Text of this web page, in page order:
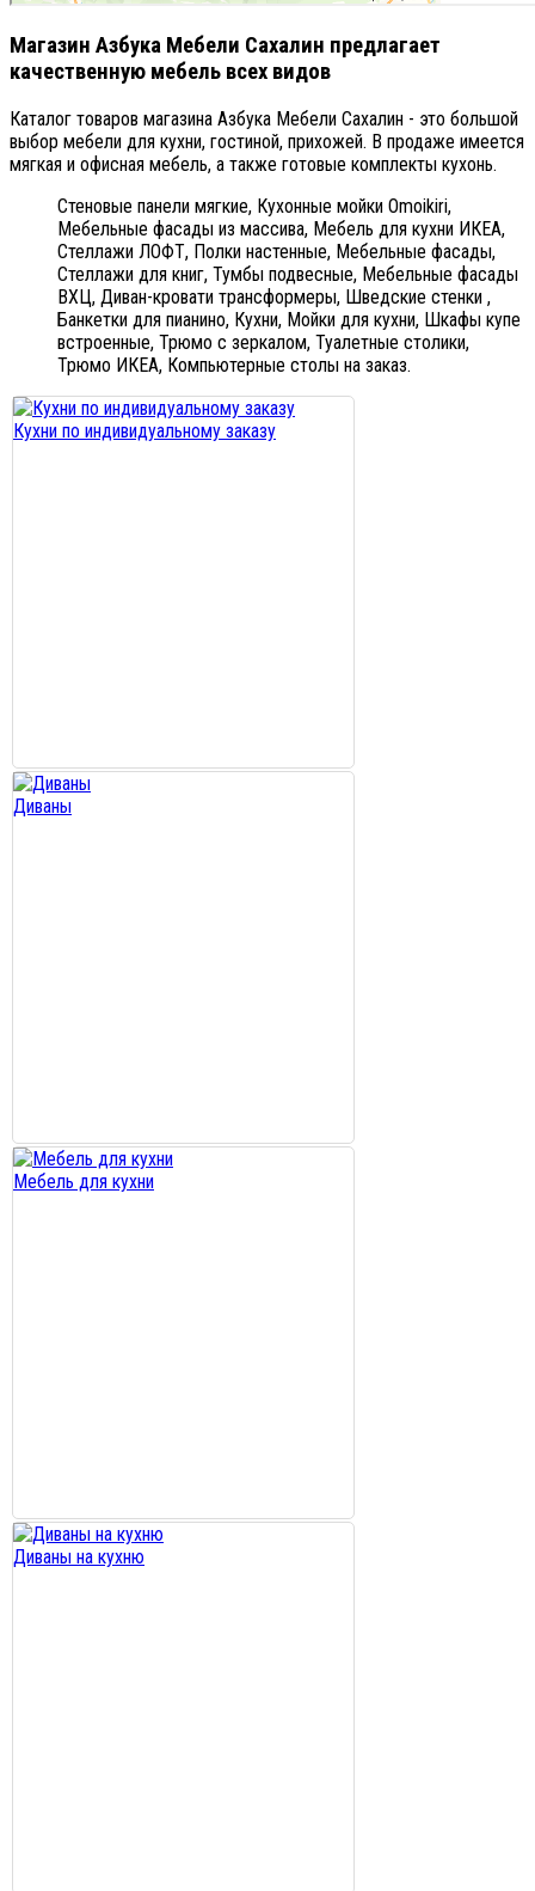
Магазин Азбука Мебели Сахалин предлагает
качественную мебель всех видов
Каталог товаров магазина Азбука Мебели Сахалин - это большой
выбор мебели для кухни, гостиной, прихожей. В продаже имеется
мягкая и офисная мебель, а также готовые комплекты кухонь.
Стеновые панели мягкие, Кухонные мойки Omoikiri,
Мебельные фасады из массива, Мебель для кухни ИКЕА,
Стеллажи ЛОФТ, Полки настенные, Мебельные фасады,
Стеллажи для книг, Тумбы подвесные, Мебельные фасады
ВХЦ, Диван-кровати трансформеры, Шведские стенки ,
Банкетки для пианино, Кухни, Мойки для кухни, Шкафы купе
встроенные, Трюмо с зеркалом, Туалетные столики,
Трюмо ИКЕА, Компьютерные столы на заказ.
Кухни по индивидуальному заказу
Диваны
Мебель для кухни
Диваны на кухню